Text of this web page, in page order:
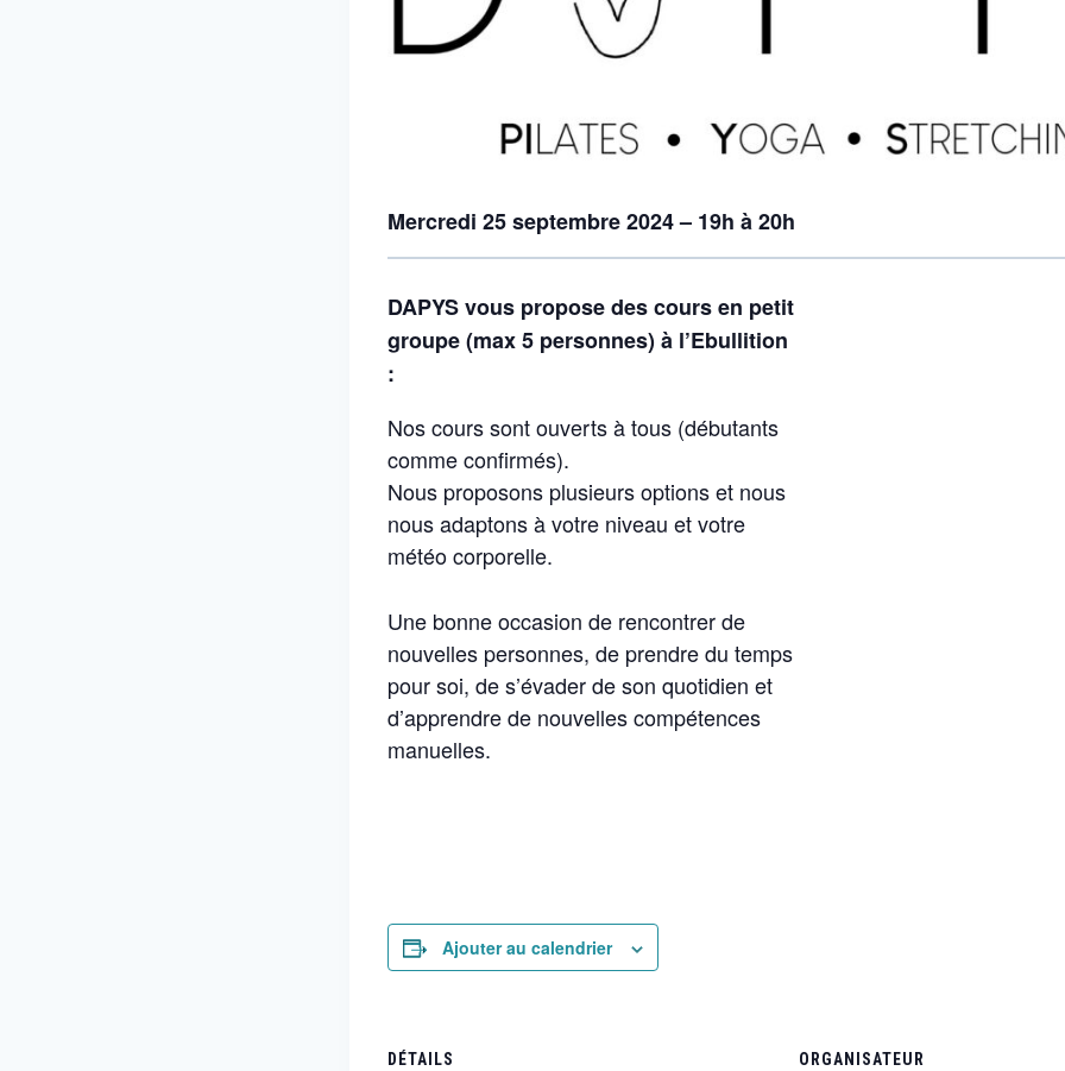
Mercredi 25 septembre 2024 – 19h à 20h
DAPYS vous propose des cours en petit
groupe (max 5 personnes) à l’Ebullition
:
Nos cours sont ouverts à tous (débutants
comme confirmés).
Nous proposons plusieurs options et nous
nous adaptons à votre niveau et votre
météo corporelle.
Une bonne occasion de rencontrer de
nouvelles personnes, de prendre du temps
pour soi, de s’évader de son quotidien et
d’apprendre de nouvelles compétences
manuelles.
Ajouter au calendrier
DÉTAILS ORGANISATEUR